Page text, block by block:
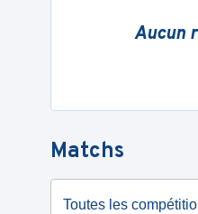
Aucun
Matchs
Toutes les